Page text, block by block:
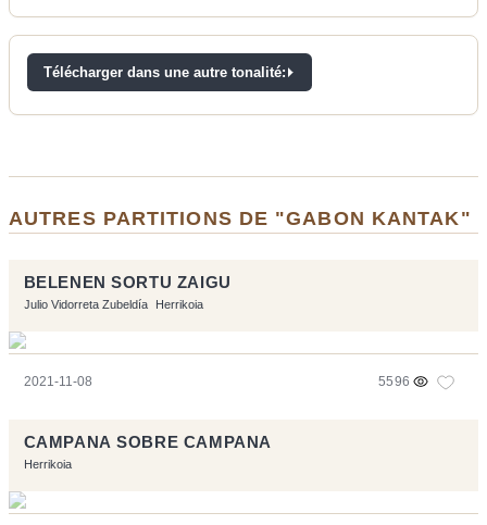
Télécharger dans une autre tonalité:
AUTRES PARTITIONS DE "GABON KANTAK"
BELENEN SORTU ZAIGU
Julio Vidorreta Zubeldía Herrikoia
2021-11-08 5596
CAMPANA SOBRE CAMPANA
Herrikoia